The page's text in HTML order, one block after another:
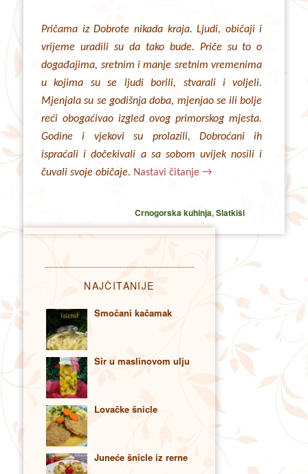
Pričama iz Dobrote nikada kraja. Ljudi, običaji i
vrijeme uradili su da tako bude. Priče su to o
događajima, sretnim i manje sretnim vremenima
u kojima su se ljudi borili, stvarali i voljeli.
Mjenjala su se godišnja doba, mjenjao se ili bolje
reći obogaćivao izgled ovog primorskog mjesta.
Godine i vjekovi su prolazili, Dobroćani ih
ispraćali i dočekivali a sa sobom uvijek nosili i
čuvali svoje običaje. Nastavi čitanje→
Crnogorska kuhinja,Slatkiši
NAJČITANIJE
Smočani kačamak
Sir u maslinovom ulju
Lovačke šnicle
Juneće šnicle iz rerne